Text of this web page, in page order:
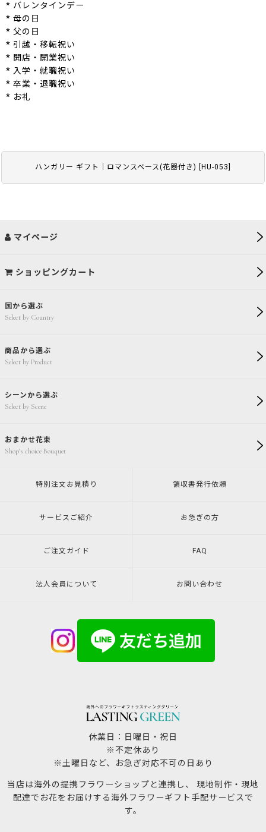
ハンガリー ギフト｜ロマンスベース(花器付き) HU-053
* バレンタインデー
* 母の日
* 父の日
* 引越・移転祝い
* 開店・開業祝い
* 入学・就職祝い
* 卒業・退職祝い
* お礼
国から選ぶ
Select by Country
商品から選ぶ
Select by Product
シーンから選ぶ
Select by Scene
おまかせ花束
Shop's choice Bouquet
マイページ
ショッピングカート
特別注文 お見積り 領収書発行依頼
サービスご紹介 お急ぎの方
ご注文ガイド FAQ
法人会員について お問い合わせ
休業日：日曜日・祝日
※不定休あり
※土曜日など、お急ぎ対応不可の日あり
当店は海外の提携フラワーショップと連携し、 現地制作・現地
配達でお花をお届けする海外フラワーギフト手配サービスで
す。